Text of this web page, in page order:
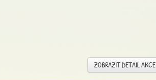
ZOBRAZIT DETAIL AKCE